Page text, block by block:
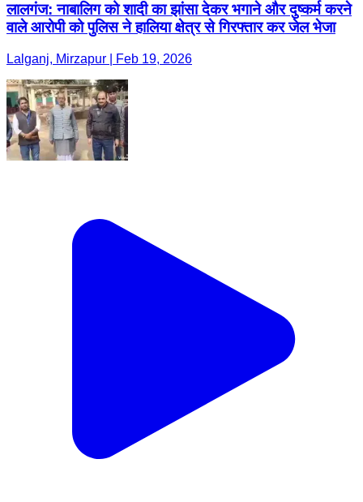
लालगंज: नाबालिग को शादी का झांसा देकर भगाने और दुष्कर्म करने
वाले आरोपी को पुलिस ने हालिया क्षेत्र से गिरफ्तार कर जेल भेजा
Lalganj, Mirzapur | Feb 19, 2026